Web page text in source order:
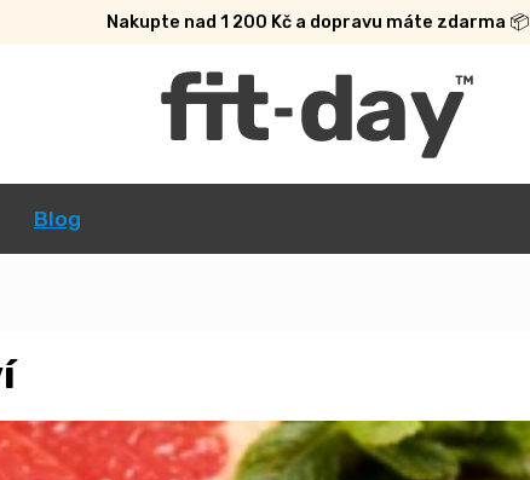
Nakupte nad 1 200 Kč a dopravu máte zdarma 📦
Blog